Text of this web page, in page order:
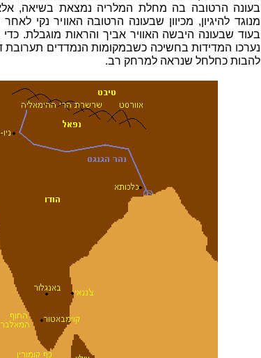
בעונה הרטובה בה מחלת המלריה נמצאת בשיאה,
מנוגד להיגיון, מכיוון שבעונה הרטובה האוויר נקי
בעוד שבעונה היבשה האוויר אביך והראות מוגבלת.
נערכו המדידות בחשיכה כשבמקומות הנמדדים תערובת
להבות כחלחל שנראה למרחק רב.